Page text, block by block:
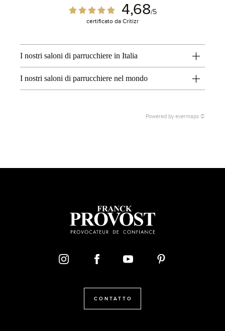
4,68/5
certificato da Critizr
I nostri saloni di parrucchiere in Italia
I nostri saloni di parrucchiere nel mondo
Powered by evermaps ©
CONTATTO